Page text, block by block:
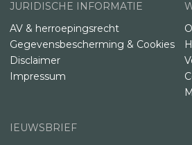
JURIDISCHE INFORMATIE
AV & herroepingsrecht
Gegevensbescherming & Cookies
Disclaimer
Impressum
IEUWSBRIEF